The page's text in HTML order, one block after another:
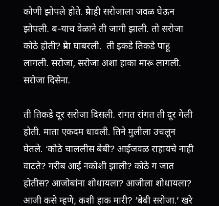
कोणी झोपले होते. प्रेमाही सरोजाला जवळ घेऊन
झोपली. ब-याच वेळाने ती जागी झाली. तो सरोजा
कोठे होती? प्रेमा घाबरली. ती इकडे तिकडे पाहू
लागली. सरोजा, सरोजा अशा हाका मारू लागली.
सरोजा दिसेना.
ती तिकडे दूर सरोजा दिसली. रांगत रांगत ती दूर गेली
होती. माता एकदम धावली. तिने मुलीला उचलून
घेतले. ‘कोठे चाललीस बेबी? आईजवळ राहायचे नाही
वाटते? गरीब आई नकोशी झाली? कोठे ग जात
होतीस? आजोबांना शोधायला? आजीला शोधायला?
आजी कसे म्हणे, कशी हाक मारी? ‘बेबी सरोजा.’ खरे